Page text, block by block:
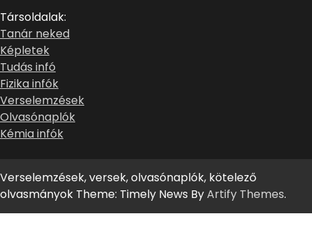
Társoldalak:
Tanár neked
Képletek
Tudás infó
Fizika infók
Verselemzések
Olvasónaplók
Kémia infók
Verselemzések, versek, olvasónaplók, kötelező
olvasmányok Theme: Timely News ByArtify Themes.